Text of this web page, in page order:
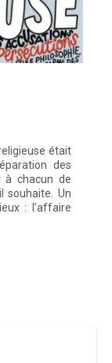
était
des
à chacun de
souhaite. Un
: l’affaire